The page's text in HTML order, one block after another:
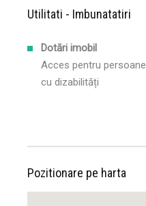
Utilitati - Imbunatatiri
Dotări imobil
Acces pentru persoane
cu dizabilități
Pozitionare pe harta